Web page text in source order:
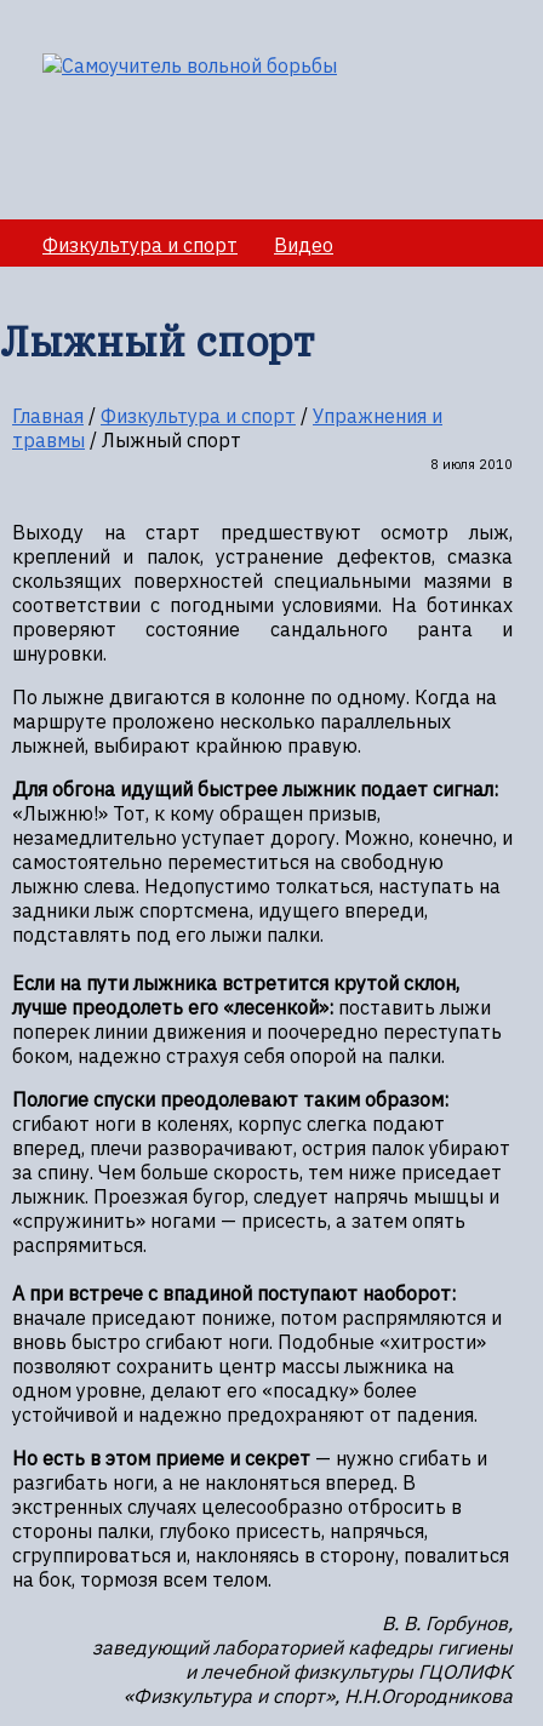
Физкультура и спорт Видео
тренировочных сборов
Лыжный спорт
Главная / Физкультура и спорт / Упражнения и
травмы / Лыжный спорт
8 июля 2010
Выходу на старт предшествуют осмотр лыж,
креплений и палок, устранение дефектов, смазка
скользящих поверхностей специальными мазями в
соответствии с погодными условиями. На ботинках
проверяют состояние сандального ранта и
шнуровки.
По лыжне двигаются в колонне по одному. Когда на
маршруте проложено несколько параллельных
лыжней, выбирают крайнюю правую.
Для обгона идущий быстрее лыжник подает сигнал:
«Лыжню!» Тот, к кому обращен призыв,
незамедлительно уступает дорогу. Можно, конечно, и
самостоятельно переместиться на свободную
лыжню слева. Недопустимо толкаться, наступать на
задники лыж спортсмена, идущего впереди,
подставлять под его лыжи палки.
Если на пути лыжника встретится крутой склон,
лучше преодолеть его «лесенкой»: поставить лыжи
поперек линии движения и поочередно переступать
боком, надежно страхуя себя опорой на палки.
Пологие спуски преодолевают таким образом:
сгибают ноги в коленях, корпус слегка подают
вперед, плечи разворачивают, острия палок убирают
за спину. Чем больше скорость, тем ниже приседает
лыжник. Проезжая бугор, следует напрячь мышцы и
«спружинить» ногами — присесть, а затем опять
распрямиться.
А при встрече с впадиной поступают наоборот:
вначале приседают пониже, потом распрямляются и
вновь быстро сгибают ноги. Подобные «хитрости»
позволяют сохранить центр массы лыжника на
одном уровне, делают его «посадку» более
устойчивой и надежно предохраняют от падения.
Но есть в этом приеме и секрет — нужно сгибать и
разгибать ноги, а не наклоняться вперед. В
экстренных случаях целесообразно отбросить в
стороны палки, глубоко присесть, напрячься,
сгруппироваться и, наклоняясь в сторону, повалиться
на бок, тормозя всем телом.
В. В. Горбунов,
заведующий лабораторией кафедры гигиены
и лечебной физкультуры ГЦОЛИФК
«Физкультура и спорт», Н.Н.Огородникова